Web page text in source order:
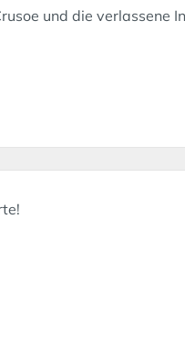
und die verlassene